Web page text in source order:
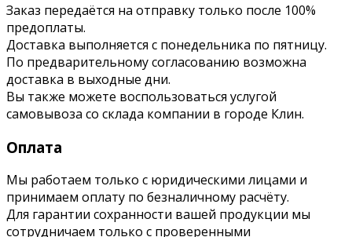
Заказ передаётся на отправку только после 100%
предоплаты.
Доставка выполняется с понедельника по пятницу.
По предварительному согласованию возможна
доставка в выходные дни.
Вы также можете воспользоваться услугой
самовывоза со склада компании в городе Клин.
Оплата
Мы работаем только с юридическими лицами и
принимаем оплату по безналичному расчёту.
Для гарантии сохранности вашей продукции мы
сотрудничаем только с проверенными